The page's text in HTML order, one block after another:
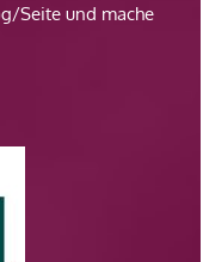
Seite und mache